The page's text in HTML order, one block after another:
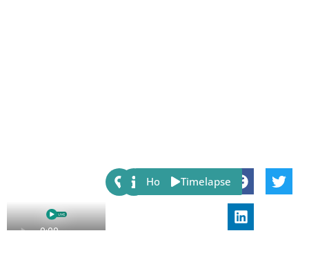
Share:
Host Timelapse